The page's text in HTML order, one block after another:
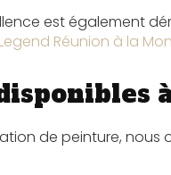
est également
Réunion à la
de peinture, nous